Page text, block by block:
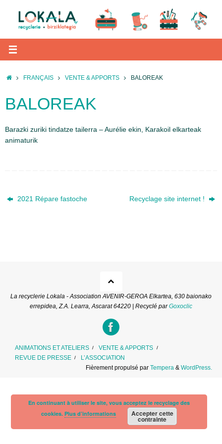
contenu
ACCUEIL
FRANÇAIS VENTE & APPORTS BALOREAK
BALOREAK
Barazki zuriki tindatze tailerra – Aurélie ekin, Karakoil elkarteak
animaturik
2021 Répare fastoche Recyclage site internet !
La recyclerie Lokala - Association AVENIR-GEROA Elkartea, 630 baionako
errepidea, Z.A. Learra, Ascarat 64220 | Recyclé parGoxoclic
ANIMATIONS ET ATELIERS
VENTE & APPORTS
REVUE DE PRESSE
L’ASSOCIATION
Fièrement propulsé par Tempera & WordPress.
En continuant à utiliser le site, vous acceptez le recyclage des
cookies.Plus d’informations Accepter cette
contrainte